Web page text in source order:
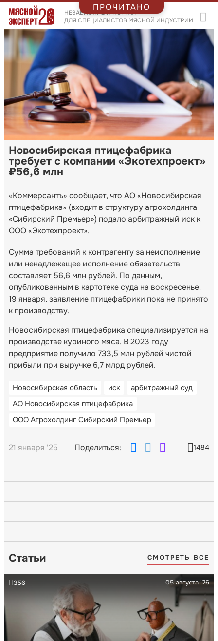
НЕЗАВИСИМЫЙ ПОРТАЛ
ДЛЯ СПЕЦИАЛИСТОВ МЯСНОЙ ИНДУСТРИИ
Новосибирская птицефабрика
требует с компании «Экотехпроект»
₽56,6 млн
«Коммерсантъ» сообщает, что АО «Новосибирская
птицефабрика» (входит в структуру агрохолдинга
«Сибирский Премьер») подало арбитражный иск к
ООО «Экотехпроект».
Сумма требований к контрагенту за неисполнение
или ненадлежащее исполнение обязательств
составляет 56,6 млн рублей. По данным,
опубликованным в картотеке суда на воскресенье,
19 января, заявление птицефабрики пока не принято
к производству.
Новосибирская птицефабрика специализируется на
производстве куриного мяса. В 2023 году
предприятие получило 733,5 млн рублей чистой
прибыли при выручке 6,7 млрд рублей.
Новосибирская область иск
арбитражный суд
АО Новосибирская птицефабрика
ООО Агрохолдинг Сибирский Премьер
21 января '25 Поделиться: 1484
Статьи СМОТРЕТЬ ВСЕ
05 августа '26
356
ПРОЧИТАНО